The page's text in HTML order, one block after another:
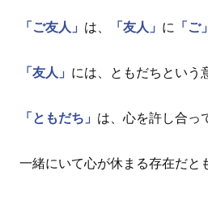
「ご友人」 は、 「友人」 に 「ご」
「友人」 には、ともだちという
「ともだち」 は、心を許し合っ
一緒にいて心が休まる存在だと